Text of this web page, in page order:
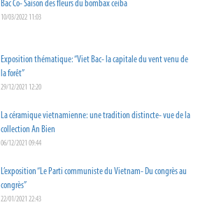
Bac Co- Saison des fleurs du bombax ceiba
10/03/2022 11:03
Exposition thématique: “Viet Bac- la capitale du vent venu de
la forêt”
29/12/2021 12:20
La céramique vietnamienne: une tradition distincte- vue de la
collection An Bien
06/12/2021 09:44
L’exposition “Le Parti communiste du Vietnam- Du congrès au
congrès”
22/01/2021 22:43